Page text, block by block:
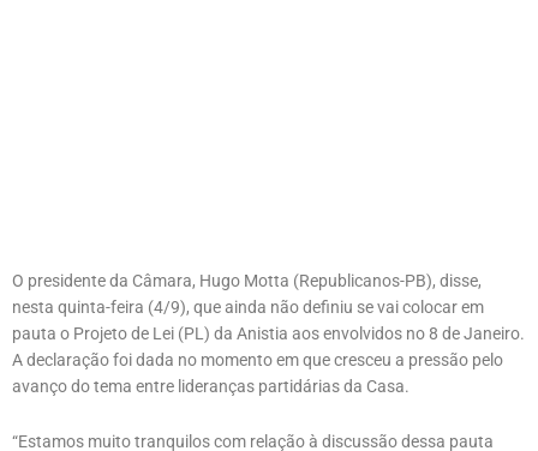
O presidente da Câmara, Hugo Motta (Republicanos-PB), disse,
nesta quinta-feira (4/9), que ainda não definiu se vai colocar em
pauta o Projeto de Lei (PL) da Anistia aos envolvidos no 8 de Janeiro.
A declaração foi dada no momento em que cresceu a pressão pelo
avanço do tema entre lideranças partidárias da Casa.
“Estamos muito tranquilos com relação à discussão dessa pauta